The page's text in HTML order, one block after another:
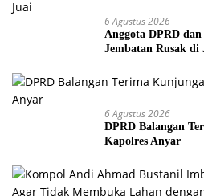
6 Agustus 2026
Anggota DPRD
Jembatan Rusak di
6 Agustus 2026
DPRD Balangan
Kapolres Anyar